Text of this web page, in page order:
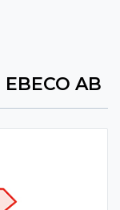
EBECO AB